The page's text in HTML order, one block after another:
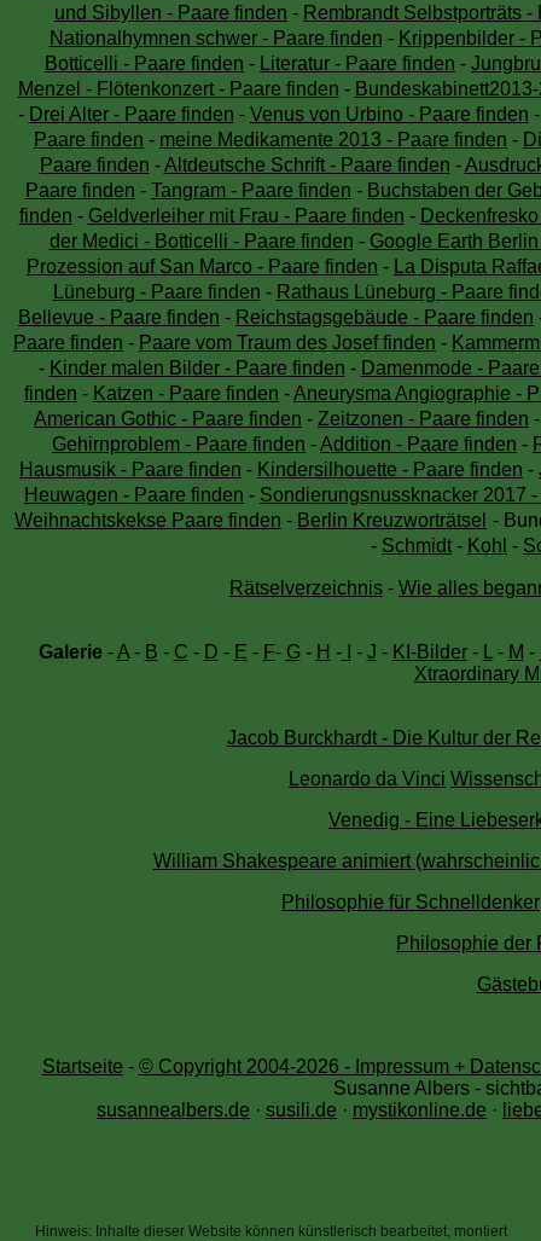
und Sibyllen - Paare finden - Rembrandt Selbstporträts -
Nationalhymnen schwer - Paare finden - Krippenbilder -
Botticelli - Paare finden - Literatur - Paare finden -
Menzel - Flötenkonzert - Paare finden -
- Drei Alter - Paare finden - Venus von Urbino - Paare finden
Paare finden - meine Medikamente 2013 - Paare finden -
Paare finden -Altdeutsche Schrift - Paare finden -
Paare finden - Tangram - Paare finden - Buchstaben der
finden - Geldverleiher mit Frau - Paare finden -
der Medici - Botticelli - Paare finden - Google Earth
Prozession auf San Marco - Paare finden -
La Disputa
Lüneburg - Paare finden - Rathaus Lüneburg - Paare
Bellevue - Paare finden - Reichstagsgebäude - Paare finden
Paare finden - Paare vom Traum des Josef finden -
- Kinder malen Bilder - Paare finden - Damenmode -
finden - Katzen - Paare finden -Aneurysma Angiographie -
American Gothic - Paare finden - Zeitzonen - Paare finden
Gehirnproblem - Paare finden -Addition - Paare finden -
Hausmusik - Paare finden - Kindersilhouette - Paare finden -
Heuwagen - Paare finden - Sondierungsnussknacker 2017
Weihnachtskekse Paare finden - Berlin Kreuzworträtsel -
- Schmidt - Kohl -
Rätselverzeichnis - Wie alles
Galerie-A- B - C - D - E - F- G- H -I - J - KI-Bilder- - M -
Xtraordinary
Jacob Burckhardt - Die Kultur der
Leonardo da Vinci
Venedig - Eine
William Shakespeare animiert
Philosophie für Schnelldenker
Philosophie der
Startseite - © Copyright 2004-2026 - Impressum +
Susanne Albers -
susannealbers.de · susili.de · mystikonline.de ·
Hinweis: Inhalte dieser Website können künstlerisch bearbeitet, montiert